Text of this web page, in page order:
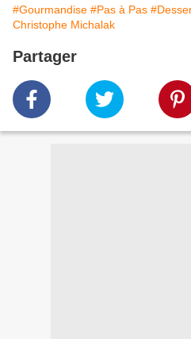
#Gourmandise #Pas à Pas
Christophe Michalak
Partager